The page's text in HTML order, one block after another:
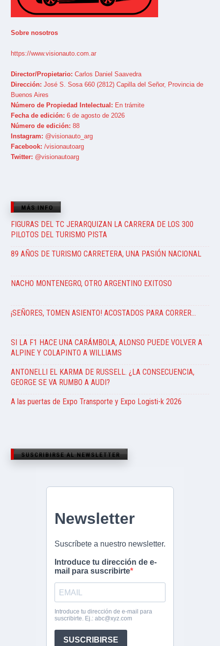
Sobre nosotros
https://www.visionauto.com.ar
Director/Propietario: Carlos Daniel Saavedra
Dirección: José S. Sosa 660 (2812) Capilla del Señor, Provincia de
Buenos Aires
Número de Propiedad Intelectual: En trámite
Fecha de edición: 6 de agosto de 2026
Número de edición: 88
Instagram: @visionauto_arg
Facebook: /visionautoarg
Twitter: @visionautoarg
MÁS INFO
FIGURAS DEL TC JERARQUIZAN LA CARRERA DE LOS 300
PILOTOS DEL TURISMO PISTA
89 AÑOS DE TURISMO CARRETERA, UNA PASIÓN NACIONAL
NACHO MONTENEGRO, OTRO ARGENTINO EXITOSO
¡SEÑORES, TOMEN ASIENTO! ACOSTADOS PARA CORRER…
SI LA F1 HACE UNA CARÁMBOLA, ALONSO PUEDE VOLVER A
ALPINE Y COLAPINTO A WILLIAMS
ANTONELLI EL KARMA DE RUSSELL. ¿LA CONSECUENCIA,
GEORGE SE VA RUMBO A AUDI?
A las puertas de Expo Transporte y Expo Logisti-k 2026
SUSCRIBIRSE AL NEWSLETTER